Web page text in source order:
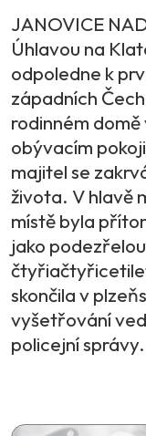
JANOVICE
Úhlavou na
odpoledne k
západních
rodinném domě
obývacím
majitel se
života. V hlavě
místě byla
jako
skončila v
vyšetřování
policejní správy.